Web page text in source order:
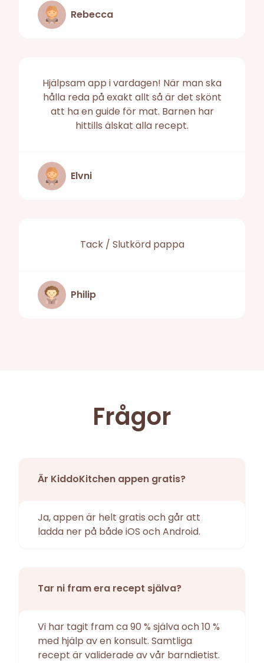
Rebecca
Hjälpsam app i vardagen! När man ska
hålla reda på exakt allt så är det skönt
att ha en guide för mat. Barnen har
hittills älskat alla recept.
Elvni
Tack / Slutkörd pappa
Philip
Frågor
Är KiddoKitchen appen gratis?
Ja, appen är helt gratis och går att
ladda ner på både iOS och Android.
Tar ni fram era recept själva?
Vi har tagit fram ca 90 % själva och 10 %
med hjälp av en konsult. Samtliga
recept är validerade av vår barndietist.